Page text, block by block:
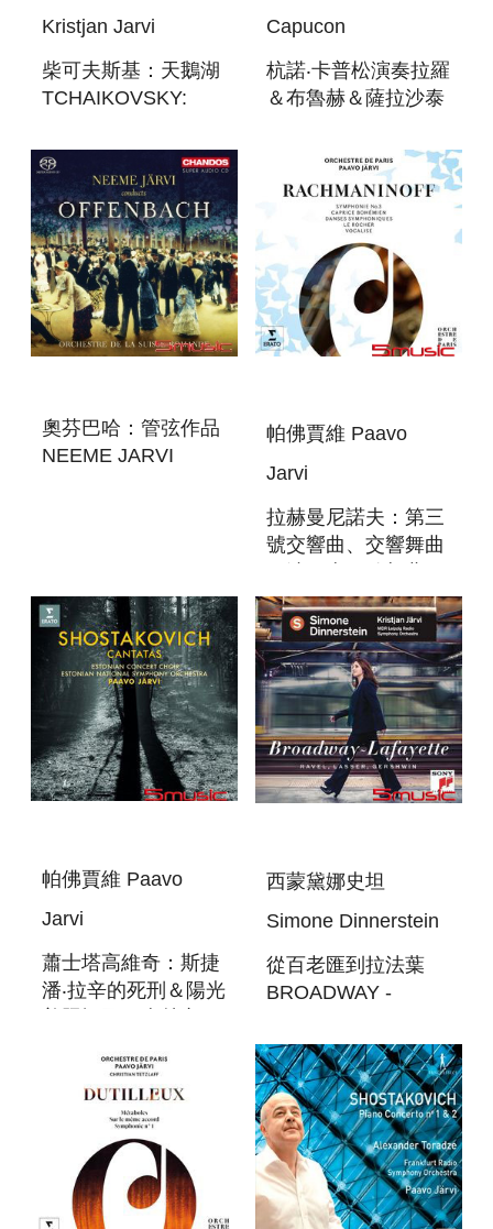
Kristjan Jarvi
柴可夫斯基：天鵝湖
TCHAIKOVSKY:
BALLET MUSIC
Capucon
杭諾‧卡普松演奏拉羅
＆布魯赫＆薩拉沙泰
SARASATE
奧芬巴哈：管弦作品
NEEME JARVI
帕佛賈維 Paavo
Jarvi
拉赫曼尼諾夫：第三
號交響曲、交響舞曲
《懸崖》幻想曲 2CD
RACHMANINOFF
2CD
帕佛賈維 Paavo
Jarvi
蕭士塔高維奇：斯捷
潘‧拉辛的死刑＆陽光
CANTATAS
西蒙黛娜史坦
Simone Dinnerstein
從百老匯到拉法葉
BROADWAY -
(RAVEL, LASSER,
GERSHWIN)